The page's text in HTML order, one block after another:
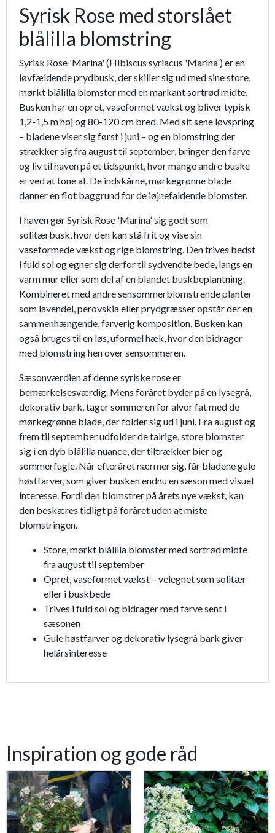
Syrisk Rose med storslået
blålilla blomstring
Syrisk Rose 'Marina' (Hibiscus syriacus 'Marina') er en
løvfældende prydbusk, der skiller sig ud med sine store,
mørkt blålilla blomster med en markant sortrød midte.
Busken har en opret, vaseformet vækst og bliver typisk
1,2-1,5 m høj og 80-120 cm bred. Med sit sene løvspring
– bladene viser sig først i juni – og en blomstring der
strækker sig fra august til september, bringer den farve
og liv til haven på et tidspunkt, hvor mange andre buske
er ved at tone af. De indskårne, mørkegrønne blade
danner en flot baggrund for de iøjnefaldende blomster.
I haven gør Syrisk Rose 'Marina' sig godt som
solitærbusk, hvor den kan stå frit og vise sin
vaseformede vækst og rige blomstring. Den trives bedst
i fuld sol og egner sig derfor til sydvendte bede, langs en
varm mur eller som del af en blandet buskbeplantning.
Kombineret med andre sensommerblomstrende planter
som lavendel, perovskia eller prydgræsser opstår der en
sammenhængende, farverig komposition. Busken kan
også bruges til en løs, uformel hæk, hvor den bidrager
med blomstring hen over sensommeren.
Sæsonværdien af denne syriske rose er
bemærkelsesværdig. Mens foråret byder på en lysegrå,
dekorativ bark, tager sommeren for alvor fat med de
mørkegrønne blade, der folder sig ud i juni. Fra august og
frem til september udfolder de talrige, store blomster
sig i en dyb blålilla nuance, der tiltrækker bier og
sommerfugle. Når efteråret nærmer sig, får bladene gule
høstfarver, som giver busken endnu en sæson med visuel
interesse. Fordi den blomstrer på årets nye vækst, kan
den beskæres tidligt på foråret uden at miste
blomstringen.
Store, mørkt blålilla blomster med sortrød midte
fra august til september
Opret, vaseformet vækst – velegnet som solitær
eller i buskbede
Trives i fuld sol og bidrager med farve sent i
sæsonen
Gule høstfarver og dekorativ lysegrå bark giver
helårsinteresse
Inspiration og gode råd